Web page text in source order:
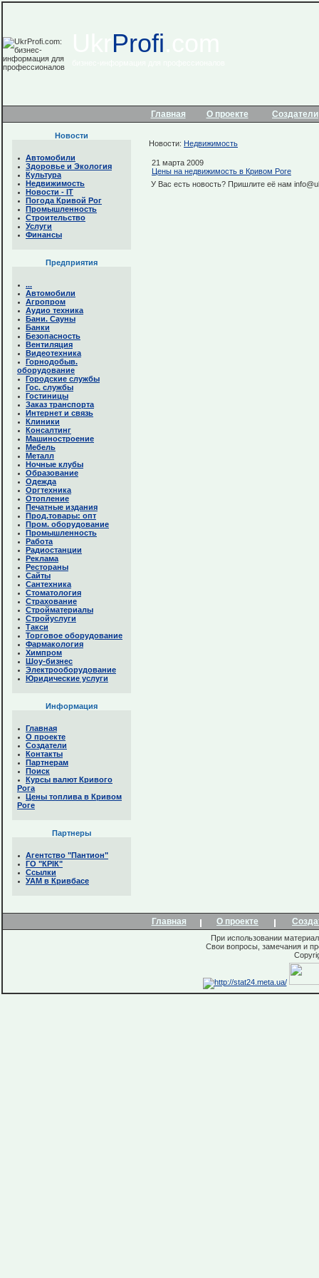
Profi
Главная О проекте Создатели
Новости
Автомобили
Здоровье и Экология
Культура
Недвижимость
Новости - IТ
Погода Кривой Рог
Промышленность
Строительство
Услуги
Финансы
Предприятия
...
Автомобили
Агропром
Аудио техника
Бани. Сауны
Банки
Безопасность
Вентиляция
Видеотехника
Горнодобыв.
оборудование
Городские службы
Гос. службы
Гостиницы
Заказ транспорта
Интернет и связь
Клиники
Консалтинг
Машиностроение
Мебель
Металл
Ночные клубы
Образование
Одежда
Оргтехника
Отопление
Печатные издания
Прод.товары: опт
Пром. оборудование
Промышленность
Работа
Радиостанции
Реклама
Рестораны
Сайты
Сантехника
Стоматология
Страхование
Стройматериалы
Стройуслуги
Такси
Торговое оборудование
Фармакология
Химпром
Шоу-бизнес
Электрооборудование
Юридические услуги
Информация
Главная
О проекте
Создатели
Контакты
Партнерам
Поиск
Курсы валют Кривого
Рога
Цены топлива в Кривом
Роге
Партнеры
Агентство "Пантион"
ГО "КРІК"
Ссылки
УАМ в Кривбасе
Новости: Недвижимость
21 марта 2009
Цены на недвижимость в Кривом Роге
У Вас есть новость? Пришлите её нам
Главная О проекте
При использовании
Свои вопросы, замечания и